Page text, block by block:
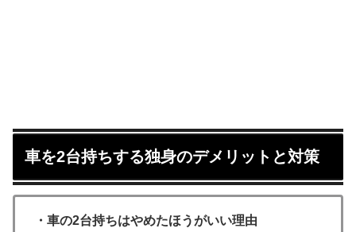
車を2台持ちする独身のデメリットと対策
・車の2台持ちはやめたほうがいい理由